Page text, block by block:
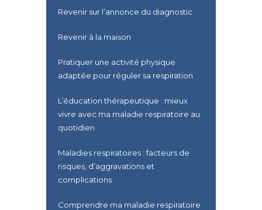
Revenir sur l’annonce du diagnostic
Revenir à la maison
Pratiquer une activité physique
adaptée pour réguler sa respiration
L’éducation thérapeutique : mieux
vivre avec ma maladie respiratoire au
quotidien
Maladies respiratoires : facteurs de
risques, d’aggravations et
complications
Comprendre ma maladie respiratoire